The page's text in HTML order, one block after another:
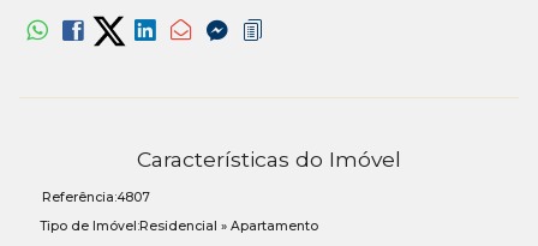
Características do Imóvel
Referência:4807
Tipo de Imóvel:Residencial » Apartamento